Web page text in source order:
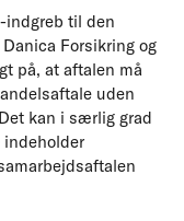
indgreb til den
Forsikring og
på, at aftalen må
uden
kan i særlig grad